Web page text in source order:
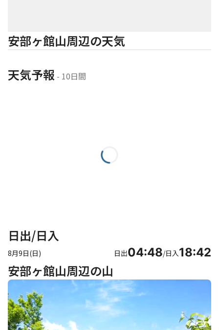
安部ヶ館山周辺の天気
天気予報 - 10日間
日出/日入
8月9日(日) 日出04:48/日入18:42
安部ヶ館山周辺の山